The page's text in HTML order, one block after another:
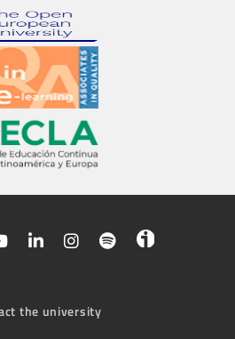
the university